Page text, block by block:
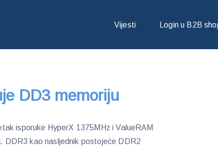
Vijesti Login u B2B
DD3 MEMORIJU
DD3 memoriju
isporuke HyperX 1375MHz i ValueRAM
DDR3 kao nasljednik postojeće DDR2